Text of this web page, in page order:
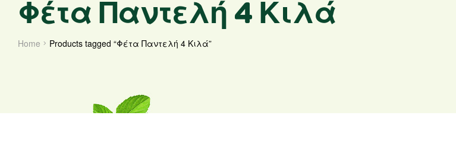
Φέτα Παντελή 4 Κιλά
Home Products tagged “Φέτα Παντελή 4 Κιλά”